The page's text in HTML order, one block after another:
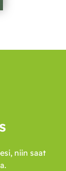
niin saat